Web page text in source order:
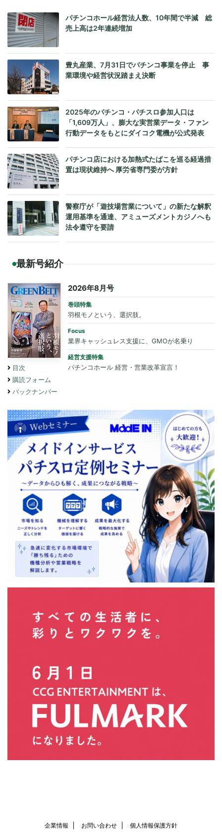
パチンコホール経営法人数、10年間で半減 総
売上高は2年連続増加
豊丸産業、7月31日でパチンコ事業を停止 事
業環境や経営状況踏まえ決断
2025年のパチンコ・パチスロ参加人口は
「1,609万人」、膨大な実営業データ・ファン
行動データをもとにダイコク電機が公式発表
パチンコ店における加熱式たばこを巡る経過措
置は現状維持へ 厚労省専門委が方針
警察庁が「遊技場営業について」の新たな解釈
運用基準を通達、アミューズメントカジノへも
法令遵守を要請
最新号紹介
目次
購読フォーム
バックナンバー
2026年8月号
巻頭特集
羽根モノという、選択肢。
Focus
業界キャッシュレス支援に、GMOが名乗り
経営支援特集
パチンコホール 経営・営業改革宣言！
企業情報 お問い合わせ 個人情報保護方針